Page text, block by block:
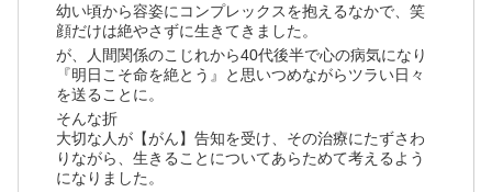
幼い頃から容姿にコンプレックスを抱えるなかで、笑
顔だけは絶やさずに生きてきました。
が、人間関係のこじれから40代後半で心の病気になり
『明日こそ命を絶とう』と思いつめながらツラい日々
を送ることに。
そんな折
大切な人が【がん】告知を受け、その治療にたずさわ
りながら、生きることについてあらためて考えるよう
になりました。